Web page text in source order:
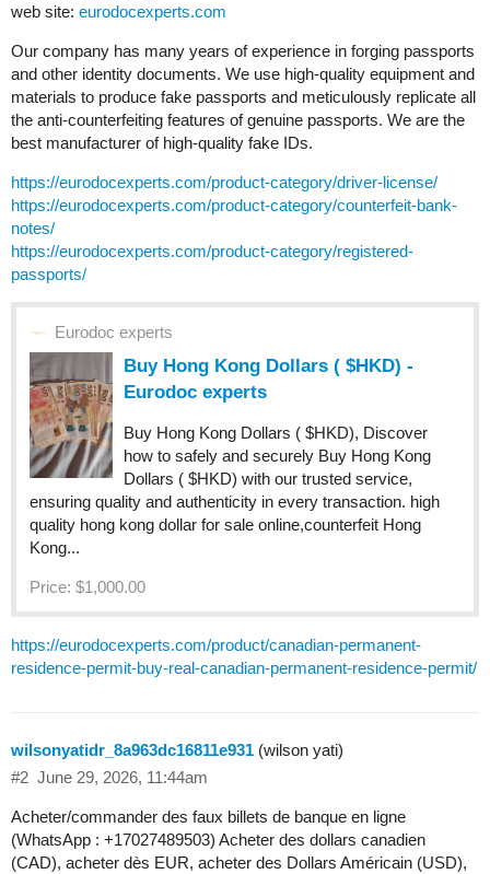
web site: eurodocexperts.com
Our company has many years of experience in forging passports
and other identity documents. We use high-quality equipment and
materials to produce fake passports and meticulously replicate all
the anti-counterfeiting features of genuine passports. We are the
best manufacturer of high-quality fake IDs.
https://eurodocexperts.com/product-category/driver-license/
https://eurodocexperts.com/product-category/counterfeit-bank-
notes/
https://eurodocexperts.com/product-category/registered-
passports/
Eurodoc experts
Buy Hong Kong Dollars ( $HKD) -
Eurodoc experts
Buy Hong Kong Dollars ( $HKD), Discover
how to safely and securely Buy Hong Kong
Dollars ( $HKD) with our trusted service,
ensuring quality and authenticity in every transaction. high
quality hong kong dollar for sale online,counterfeit Hong
Kong...
Price: $1,000.00
https://eurodocexperts.com/product/canadian-permanent-
residence-permit-buy-real-canadian-permanent-residence-permit/
wilsonyatidr_8a963dc16811e931 (wilson yati)
June 29, 2026, 11:44am
#2
Acheter/commander des faux billets de banque en ligne
(WhatsApp : +17027489503) Acheter des dollars canadien
(CAD), acheter dès EUR, acheter des Dollars Américain (USD),